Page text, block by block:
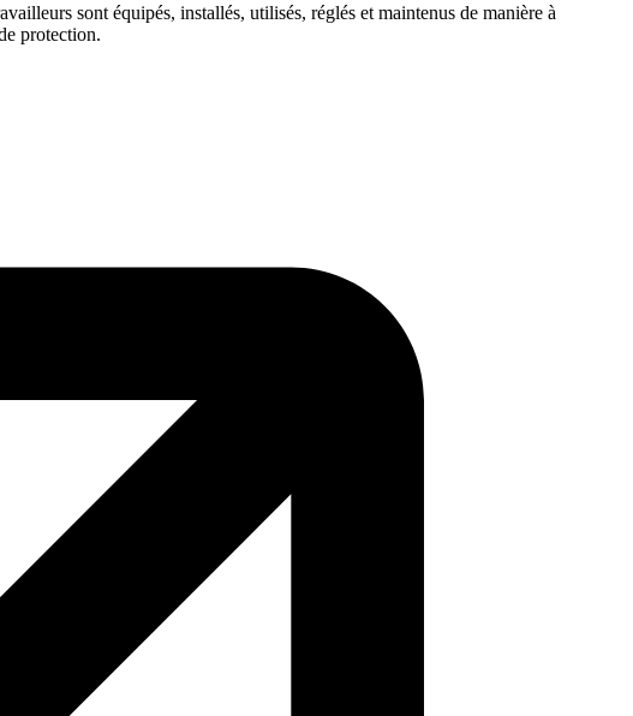
sont équipés, installés, utilisés, réglés et maintenus de manière à
protection.